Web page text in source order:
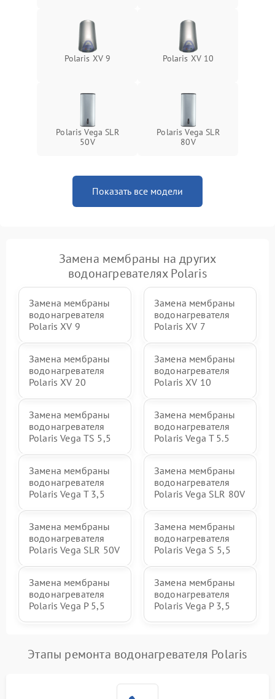
Polaris XV 9 Polaris XV 10
Polaris Vega SLR
50V
Polaris Vega SLR
80V
Показать все модели
Замена мембраны на других
водонагревателях Polaris
Замена мембраны
водонагревателя
Polaris XV 9
Замена мембраны
водонагревателя
Polaris XV 7
Замена мембраны
водонагревателя
Polaris XV 20
Замена мембраны
водонагревателя
Polaris XV 10
Замена мембраны
водонагревателя
Polaris Vega TS 5,5
Замена мембраны
водонагревателя
Polaris Vega T 5.5
Замена мембраны
водонагревателя
Polaris Vega T 3,5
Замена мембраны
водонагревателя
Polaris Vega SLR 80V
Замена мембраны
водонагревателя
Polaris Vega SLR 50V
Замена мембраны
водонагревателя
Polaris Vega S 5,5
Замена мембраны
водонагревателя
Polaris Vega P 5,5
Замена мембраны
водонагревателя
Polaris Vega P 3,5
Этапы ремонта водонагревателя Polaris